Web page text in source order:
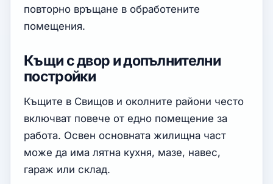
повторно връщане в обработените
помещения.
Къщи с двор и допълнителни
постройки
Къщите в Свищов и околните райони често
включват повече от едно помещение за
работа. Освен основната жилищна част
може да има лятна кухня, мазе, навес,
гараж или склад.